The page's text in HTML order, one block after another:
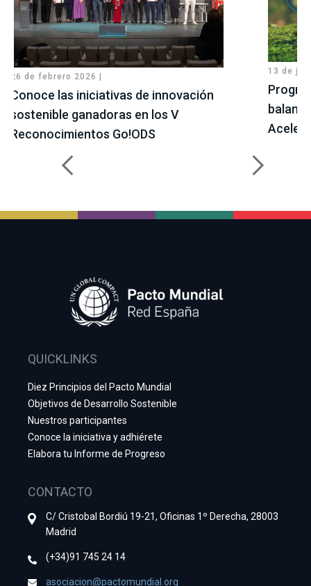
26 de febrero 2026 |
Conoce las iniciativas de innovación
sostenible ganadoras en los V
Reconocimientos Go!ODS
13 de
QUICKLINKS
Diez Principios del Pacto Mundial
Objetivos de Desarrollo Sostenible
Nuestros participantes
Conoce la iniciativa y adhiérete
Elabora tu Informe de Progreso
CONTACTO
C/ Cristobal Bordiú 19-21, Oficinas 1º Derecha, 28003
Madrid
(+34)91 745 24 14
asociacion@pactomundial.org